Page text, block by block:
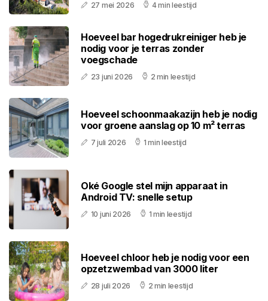
27 mei 2026 4 min leestijd
Hoeveel bar hogedrukreiniger heb je
nodig voor je terras zonder
voegschade
23 juni 2026 2 min leestijd
Hoeveel schoonmaakazijn heb je nodig
voor groene aanslag op 10 m² terras
7 juli 2026 1 min leestijd
Oké Google stel mijn apparaat in
Android TV: snelle setup
10 juni 2026 1 min leestijd
Hoeveel chloor heb je nodig voor een
opzetzwembad van 3000 liter
28 juli 2026 2 min leestijd